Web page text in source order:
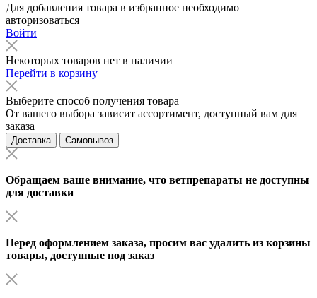
Для добавления товара в избранное необходимо
авторизоваться
Войти
Некоторых товаров нет в наличии
Перейти в корзину
Выберите способ получения товара
От вашего выбора зависит ассортимент, доступный вам для
заказа
Доставка Самовывоз
Обращаем ваше внимание, что ветпрепараты не доступны
для доставки
Перед оформлением заказа, просим вас удалить из корзины
товары, доступные под заказ